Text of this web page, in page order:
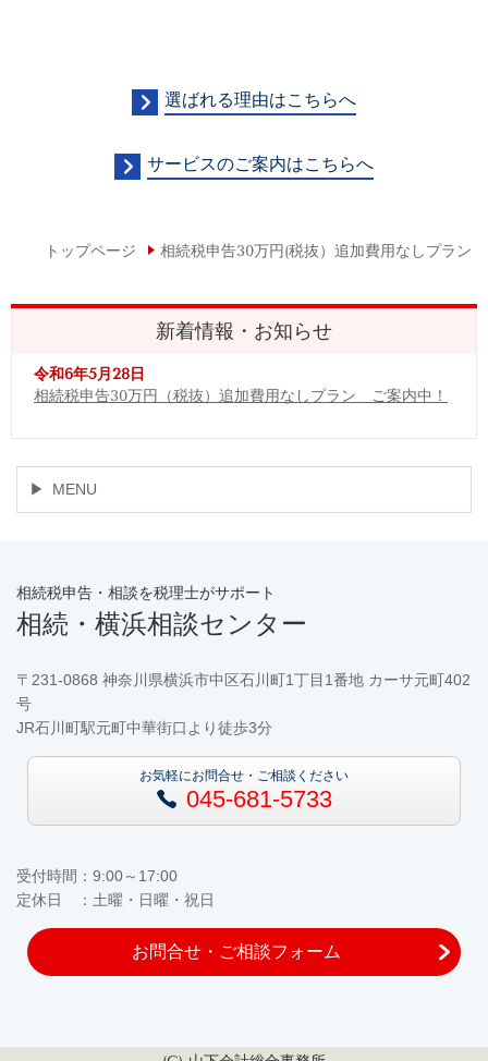
選ばれる理由はこちらへ
サービスのご案内はこちらへ
トップページ 相続税申告30万円(税抜）追加費用なしプラン
新着情報・お知らせ
令和6年5月28日
相続税申告30万円（税抜）追加費用なしプラン
ご案内中！
MENU
相続税申告・相談を税理士がサポート
相続・横浜相談センター
〒231-0868 神奈川県横浜市中区石川町1丁目1番地 カーサ元町402
号
JR石川町駅元町中華街口より徒歩3分
お気軽にお問合せ・ご相談ください
045-681-5733
受付時間：9:00～17:00
定休日 ：土曜・日曜・祝日
お問合せ・ご相談フォーム